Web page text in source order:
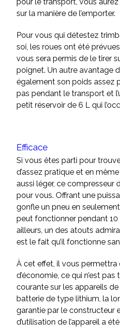
sur la manière de l’emporter.
Pour vous qui détestez
soi, les roues ont été
vous sera permis de le tirer
poignet. Un autre avantage
également son poids assez
pas pendant le transport et
petit réservoir de 6 L qui
Efficace
Si vous êtes parti pour
d’assez pratique et en
aussi léger, ce compresseur
pour vous. Offrant une
gonfle un pneu en
peut fonctionner pendant 10
ailleurs, un des atouts
est le fait qu’il fonctionne
À cet effet, il vous permettra
d’économie, ce qui n’est
courante sur les appareils
batterie de type lithium, la
garantie par le constructeur
d’utilisation de l’appareil a